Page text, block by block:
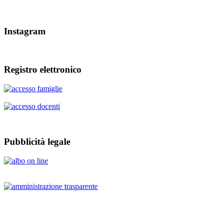
Instagram
Registro elettronico
Pubblicità legale